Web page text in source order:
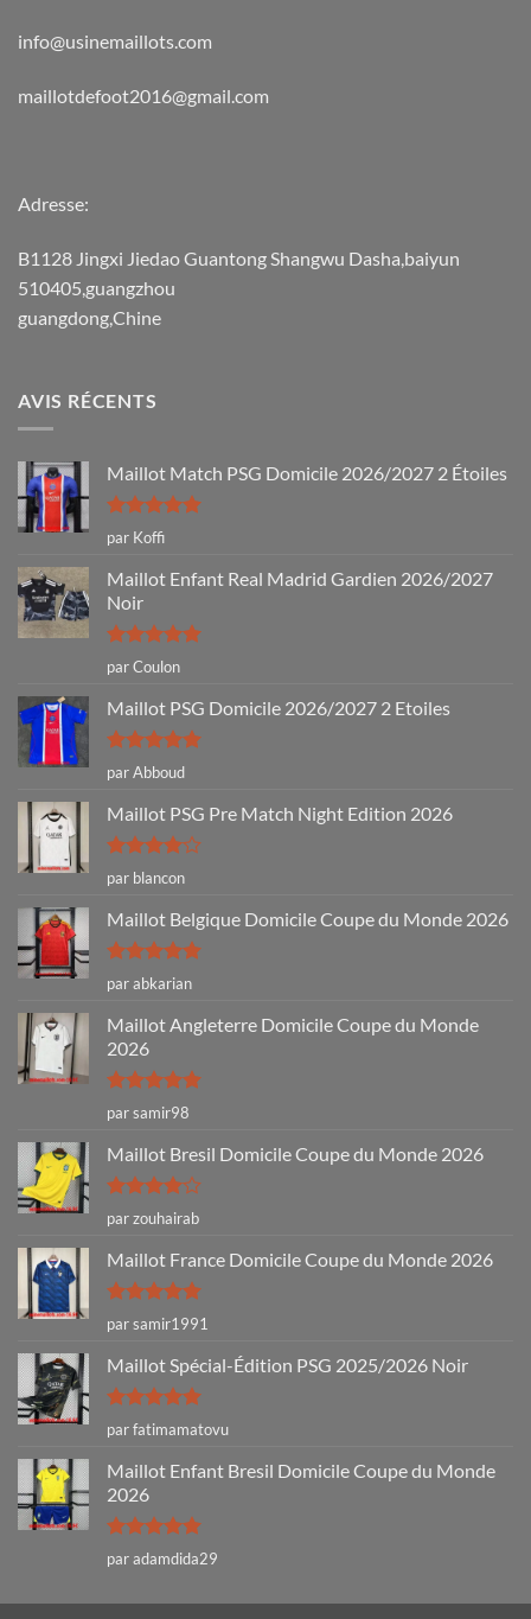
info@usinemaillots.com
maillotdefoot2016@gmail.com
Adresse:
B1128 Jingxi Jiedao Guantong Shangwu Dasha,baiyun
510405,guangzhou
guangdong,Chine
AVIS RÉCENTS
Maillot Match PSG Domicile 2026/2027 2 Étoiles
Note5sur
5
par Koffi
Maillot Enfant Real Madrid Gardien 2026/2027
Noir
Note5sur
5
par Coulon
Maillot PSG Domicile 2026/2027 2 Etoiles
Note5sur
5
par Abboud
Maillot PSG Pre Match Night Edition 2026
Note4
sur 5
par blancon
Maillot Belgique Domicile Coupe du Monde 2026
Note5sur
5
par abkarian
Maillot Angleterre Domicile Coupe du Monde
2026
Note5sur
5
par samir98
Maillot Bresil Domicile Coupe du Monde 2026
Note4
sur 5
par zouhairab
Maillot France Domicile Coupe du Monde 2026
Note5sur
5
par samir1991
Maillot Spécial-Édition PSG 2025/2026 Noir
Note5sur
5
par fatimamatovu
Maillot Enfant Bresil Domicile Coupe du Monde
2026
Note5sur
5
par adamdida29